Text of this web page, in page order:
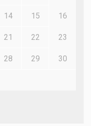
14 15 16
21 22 23
28 29 30